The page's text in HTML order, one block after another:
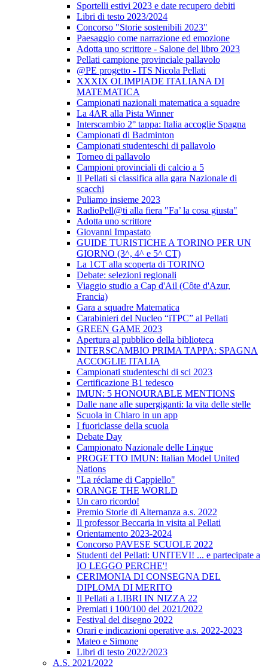
Sportelli estivi 2023 e date recupero debiti
Libri di testo 2023/2024
Concorso "Storie sostenibili 2023"
Paesaggio come narrazione ed emozione
Adotta uno scrittore - Salone del libro 2023
Pellati campione provinciale pallavolo
@PE progetto - ITS Nicola Pellati
XXXIX OLIMPIADE ITALIANA DI
MATEMATICA
Campionati nazionali matematica a squadre
La 4AR alla Pista Winner
Interscambio 2° tappa: Italia accoglie Spagna
Campionati di Badminton
Campionati studenteschi di pallavolo
Torneo di pallavolo
Campioni provinciali di calcio a 5
Il Pellati si classifica alla gara Nazionale di
scacchi
Puliamo insieme 2023
RadioPell@ti alla fiera "Fa’ la cosa giusta"
Adotta uno scrittore
Giovanni Impastato
GUIDE TURISTICHE A TORINO PER UN
GIORNO (3^, 4^ e 5^ CT)
La 1CT alla scoperta di TORINO
Debate: selezioni regionali
Viaggio studio a Cap d'Ail (Côte d'Azur,
Francia)
Gara a squadre Matematica
Carabinieri del Nucleo “iTPC” al Pellati
GREEN GAME 2023
Apertura al pubblico della biblioteca
INTERSCAMBIO PRIMA TAPPA: SPAGNA
ACCOGLIE ITALIA
Campionati studenteschi di sci 2023
Certificazione B1 tedesco
IMUN: 5 HONOURABLE MENTIONS
Dalle nane alle supergiganti: la vita delle stelle
Scuola in Chiaro in un app
I fuoriclasse della scuola
Debate Day
Campionato Nazionale delle Lingue
PROGETTO IMUN: Italian Model United
Nations
"La réclame di Cappiello"
ORANGE THE WORLD
Un caro ricordo!
Premio Storie di Alternanza a.s. 2022
Il professor Beccaria in visita al Pellati
Orientamento 2023-2024
Concorso PAVESE SCUOLE 2022
Studenti del Pellati: UNITEVI! ... e partecipate a
IO LEGGO PERCHE'!
CERIMONIA DI CONSEGNA DEL
DIPLOMA DI MERITO
Il Pellati a LIBRI IN NIZZA 22
Premiati i 100/100 del 2021/2022
Festival del disegno 2022
Orari e indicazioni operative a.s. 2022-2023
Mateo e Simone
Libri di testo 2022/2023
A.S. 2021/2022